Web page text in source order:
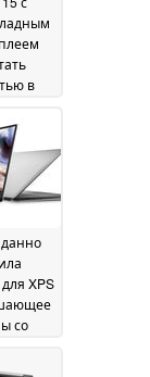
в
XPS
со